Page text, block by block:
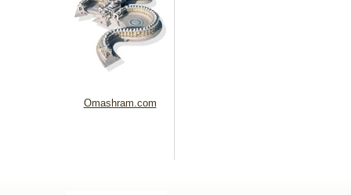
Omashram.com